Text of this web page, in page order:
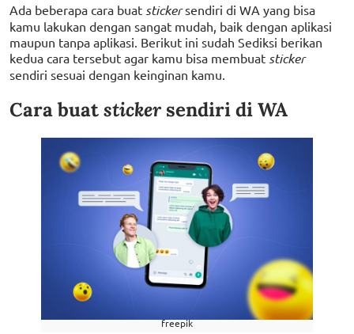
Ada beberapa cara buat stickersendiri di WA yang bisa
kamu lakukan dengan sangat mudah, baik dengan aplikasi
maupun tanpa aplikasi. Berikut ini sudah Sediksi berikan
kedua cara tersebut agar kamu bisa membuat sticker
sendiri sesuai dengan keinginan kamu.
Cara buatsticker sendiri di WA
freepik